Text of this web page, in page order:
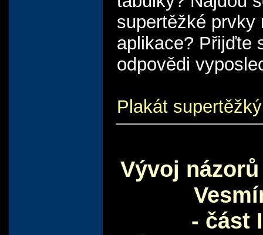
supertěžké prvky
aplikace? Přijďte
odpovědi
Plakát supertěžký
Vývoj
- část